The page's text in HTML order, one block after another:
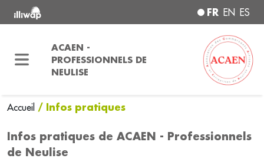
FR EN ES
ACAEN -
PROFESSIONNELS DE
NEULISE
Accueil / Infos pratiques
Infos pratiques de ACAEN - Professionnels
de Neulise